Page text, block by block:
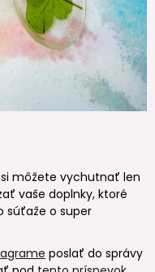
môžete vychutnať len
vaše doplnky, ktoré
súťaže o super
poslať do správy